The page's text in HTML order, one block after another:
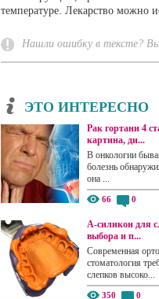
температуре. Лекарство можно
Нашли ошибку в тексте?
ЭТО ИНТЕРЕСНО
Рак гортани 4
картина, ди...
В онкологии
болезнь
она ...
66 0
А-силикон для
выбора и п...
Современная
стоматология
слепков высоко...
350 0